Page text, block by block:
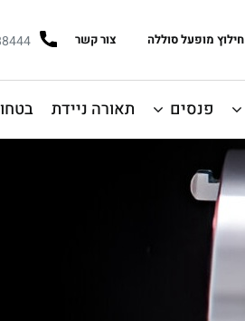
חילוץ מופעל סוללה צור קשר
פנסים תאורה ניידת